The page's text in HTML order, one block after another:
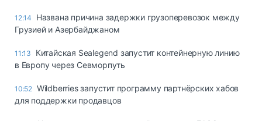
12:14
Названа причина задержки грузоперевозок между
Грузией и Азербайджаном
11:13
Китайская Sealegend запустит контейнерную линию
в Европу через Севморпуть
10:52 Wildberries запустит программу партнёрских хабов
для поддержки продавцов